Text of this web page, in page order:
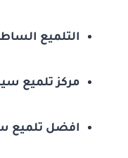
التلميع
مركز تلميع
افضل تلميع